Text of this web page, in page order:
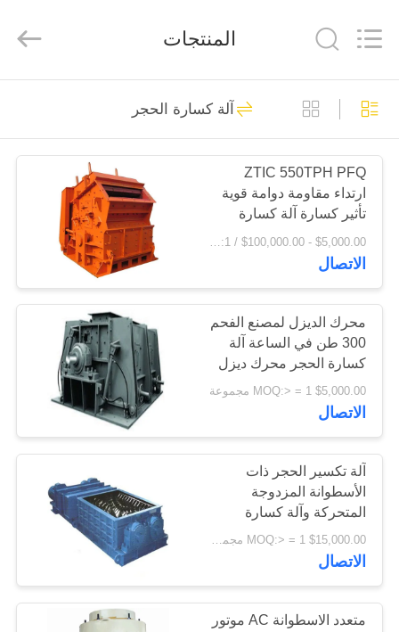
الصفحة
الرئيسية
منتجات
عرض
الواقع
الافتراضي
معلومات
جولة
في
المعمل
مراقبة
الجودة
Industries
CO.,LTD.
طاحونة ترس التروس
شطبة ترس والعتاد
24
طاحونة جير جير
97
المنتجات
آلة كسارة الحجر
ZTIC 550TPH PFQ
ارتداء مقاومة دوامة قوية
تأثير كسارة آلة كسارة
الحجر
$5,000.00 - $100,000.00 / Piece MOQ:1 قطعة / قطع
الاتصال
محرك الديزل لمصنع الفحم
300 طن في الساعة آلة
كسارة الحجر محرك ديزل
$5,000.00 MOQ:> = 1 مجموعة
الاتصال
آلة تكسير الحجر ذات
الأسطوانة المزدوجة
المتحركة وآلة كسارة
الأسطوانة من مناجم الفحم
$15,000.00 MOQ:> = 1 مجموعة
الاتصال
متعدد الاسطوانة AC موتور